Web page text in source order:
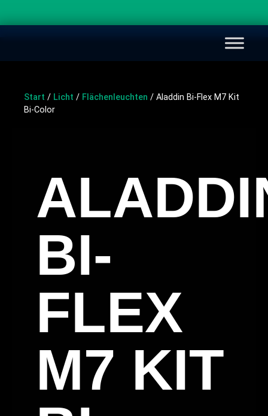
Start / Licht / Flächenleuchten / Aladdin Bi-Flex M7 Kit
Bi-Color
BI-
FLEX
M7 KIT